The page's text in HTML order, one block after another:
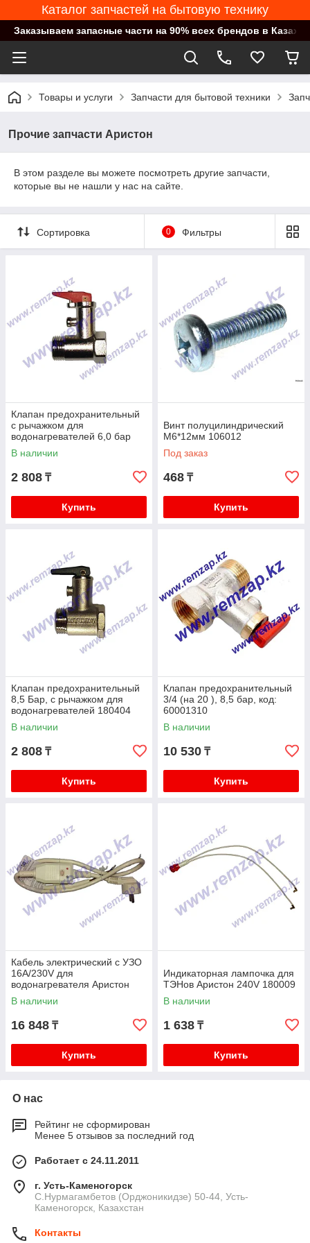
Каталог запчастей на бытовую технику
Заказываем запасные части на 90% всех брендов в
Товары и услуги Запчасти для бытовой техники
Прочие запчасти Аристон
В этом разделе вы можете посмотреть другие запчасти,
которые вы не нашли у нас на сайте.
Сортировка 0 Фильтры
Клапан предохранительный
с рычажком для
водонагревателей 6,0 бар
180403 / 571730
В наличии
2 808 ₸
Купить
Винт полуцилиндрический
М6*12мм 106012
Под заказ
468 ₸
Купить
Клапан предохранительный
8,5 Бар, с рычажком для
водонагревателей 180404
В наличии
2 808 ₸
Купить
Клапан предохранительный
3/4 (на 20 ), 8,5 бар, код:
60001310
В наличии
10 530 ₸
Купить
Кабель электрический с УЗО
16А/230V для
водонагревателя Аристон
65150965
В наличии
16 848 ₸
Купить
Индикаторная лампочка для
ТЭНов Аристон 240V 180009
В наличии
1 638 ₸
Купить
О нас
Рейтинг не сформирован
Менее 5 отзывов за последний год
Работает с 24.11.2011
г. Усть-Каменогорск
С.Нурмагамбетов (Орджоникидзе) 50-44, Усть-
Каменогорск, Казахстан
Контакты